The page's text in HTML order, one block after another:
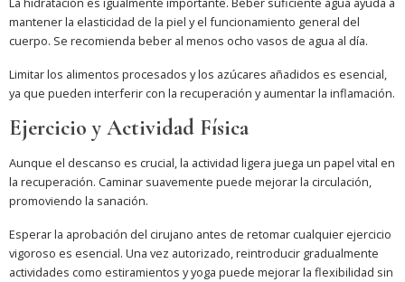
mantener la elasticidad de la piel y el funcionamiento general del
cuerpo. Se recomienda beber al menos ocho vasos de agua al día.
Limitar los alimentos procesados y los azúcares añadidos es esencial,
ya que pueden interferir con la recuperación y aumentar la inflamación.
Ejercicio y Actividad Física
Aunque el descanso es crucial, la actividad ligera juega un papel vital en
la recuperación. Caminar suavemente puede mejorar la circulación,
promoviendo la sanación.
Esperar la aprobación del cirujano antes de retomar cualquier ejercicio
vigoroso es esencial. Una vez autorizado, reintroducir gradualmente
actividades como estiramientos y yoga puede mejorar la flexibilidad sin